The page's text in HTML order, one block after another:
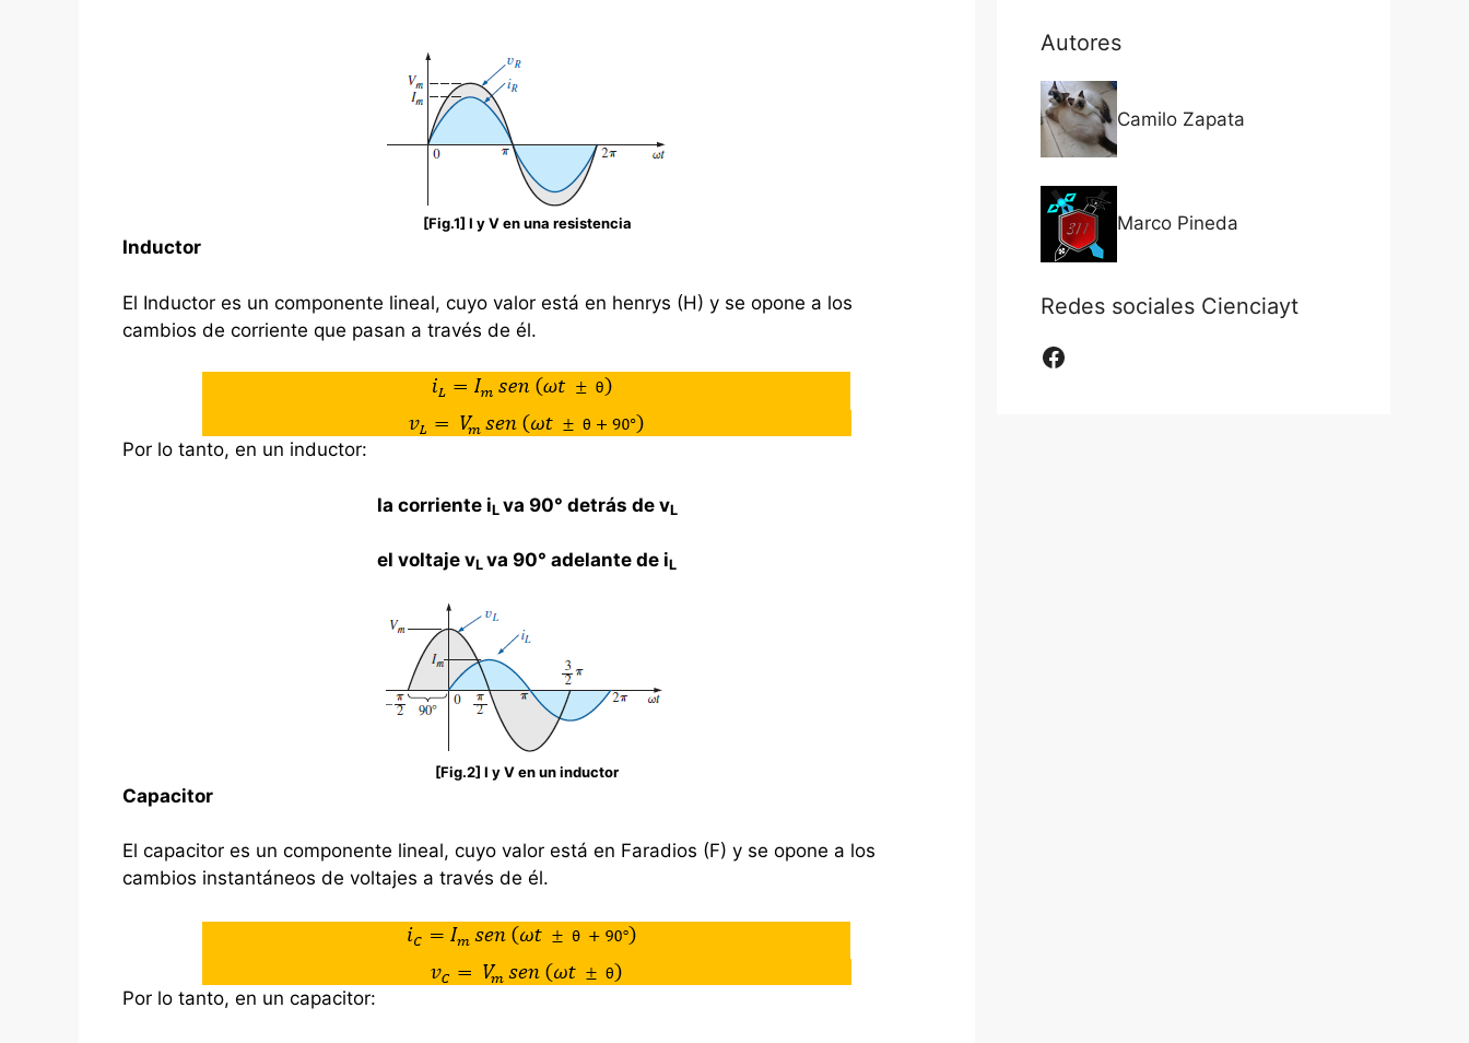
[Fig.1] I y V en una resistencia
Inductor
El Inductor es un componente lineal, cuyo valor está en henrys (H) y se opone a los
cambios de corriente que pasan a través de él.
Por lo tanto, en un inductor:
la corriente iL va 90° detrás de vL
el voltaje vL va 90° adelante de iL
[Fig.2] I y V en un inductor
Capacitor
El capacitor es un componente lineal, cuyo valor está en Faradios (F) y se opone a los
cambios instantáneos de voltajes a través de él.
Por lo tanto, en un capacitor:
Autores
Camilo Zapata
Marco Pineda
Redes sociales Cienciayt
Facebook